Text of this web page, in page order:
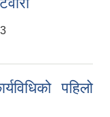
पहिलो